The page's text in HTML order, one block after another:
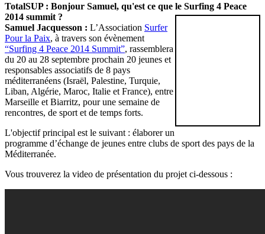
TotalSUP : Bonjour Samuel, qu'est ce que le Surfing 4 Peace
2014 summit ?
Samuel Jacquesson : L’Association Surfer
Pour la Paix, à travers son évènement
“Surfing 4 Peace 2014 Summit”, rassemblera
du 20 au 28 septembre prochain 20 jeunes et
responsables associatifs de 8 pays
méditerranéens (Israël, Palestine, Turquie,
Liban, Algérie, Maroc, Italie et France), entre
Marseille et Biarritz, pour une semaine de
rencontres, de sport et de temps forts.
L'objectif principal est le suivant : élaborer un
programme d’échange de jeunes entre clubs de sport des pays de la
Méditerranée.
Vous trouverez la video de présentation du projet ci-dessous :